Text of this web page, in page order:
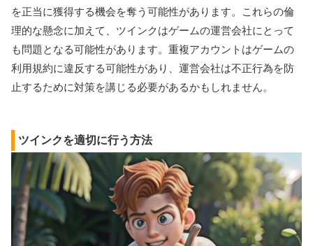
を正当に獲得する機会を奪う可能性があります。これらの倫
理的な懸念に加えて、ツインクはゲームの運営会社にとって
も問題となる可能性があります。重複アカウントはゲームの
利用規約に違反する可能性があり、運営会社は不正行為を防
止するために対策を講じる必要があるかもしれません。
ツインクを適切に行う方法